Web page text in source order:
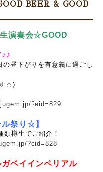
BEER & GOOD
生演奏会☆GOOD
昼下がりを有意義に過ごし
す☆)
?eid=829
ル祭り☆】
類樽生でご紹介！
?eid=828
ガベイインペリアル